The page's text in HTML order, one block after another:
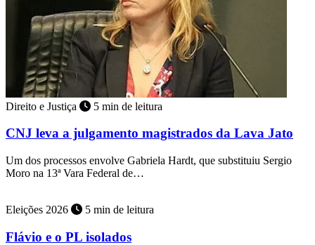
Direito e Justiça 5 min de leitura
CNJ leva a julgamento magistrados da Lava Jato
Um dos processos envolve Gabriela Hardt, que substituiu Sergio
Moro na 13ª Vara Federal de…
Eleições 2026 5 min de leitura
Flávio e o PL isolados